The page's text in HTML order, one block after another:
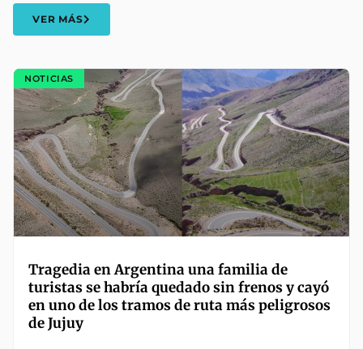
VER MÁS
NOTICIAS
Tragedia en Argentina una familia de
turistas se habría quedado sin frenos y cayó
en uno de los tramos de ruta más peligrosos
de Jujuy